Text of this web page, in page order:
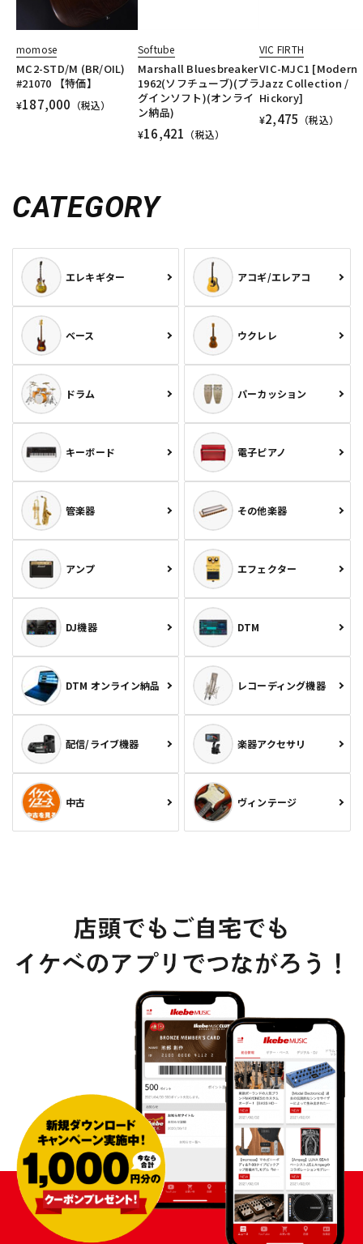
momose
MC2-STD/M (BR/OIL)
#21070 【特価】
¥187,000 （税込）
Softube
Marshall Bluesbreaker
1962(ソフチューブ)(プラ
グインソフト)(オンライ
ン納品)
¥16,421 （税込）
VIC FIRTH
VIC-MJC1 [Modern
Jazz Collection /
Hickory]
¥2,475 （税込）
CATEGORY
エレキギター アコギ/エレアコ
ベース ウクレレ
ドラム パーカッション
キーボード 電子ピアノ
管楽器 その他楽器
アンプ エフェクター
DJ機器 DTM
DTM オンライン納品 レコーディング機器
配信/ライブ機器 楽器アクセサリ
中古 ヴィンテージ